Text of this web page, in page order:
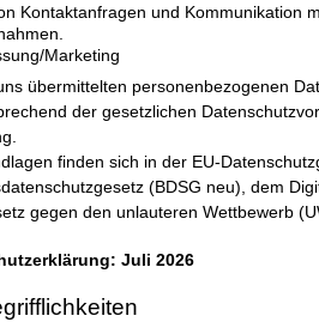
Kontaktanfragen und Kommunikation
Marketing
übermittelten personenbezogenen
der gesetzlichen
finden sich in der EU-
(BDSG neu), dem
gegen den unlauteren Wettbewerb
Juli 2026